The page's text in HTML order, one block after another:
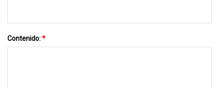
Contenido:*